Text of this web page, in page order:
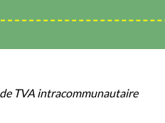
TVA intracommunautaire